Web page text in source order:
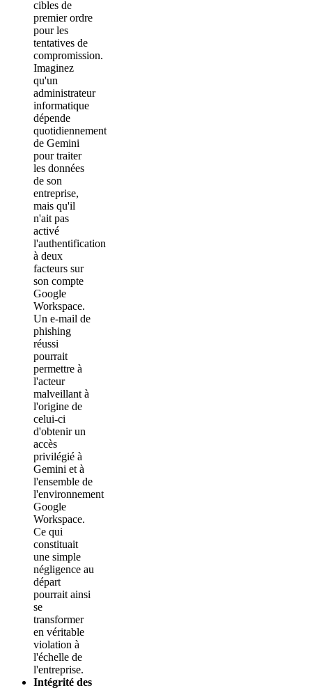
cibles de
premier ordre
pour les
tentatives de
compromission.
Imaginez
qu'un
administrateur
informatique
dépende
quotidiennement
de Gemini
pour traiter
les données
de son
entreprise,
mais qu'il
n'ait pas
activé
l'authentification
à deux
facteurs sur
son compte
Google
Workspace.
Un e-mail de
phishing
réussi
pourrait
permettre à
l'acteur
malveillant à
l'origine de
celui-ci
d'obtenir un
accès
privilégié à
Gemini et à
l'ensemble de
l'environnement
Google
Workspace.
Ce qui
constituait
une simple
négligence au
départ
pourrait ainsi
se
transformer
en véritable
violation à
l'échelle de
l'entreprise.
Intégrité des